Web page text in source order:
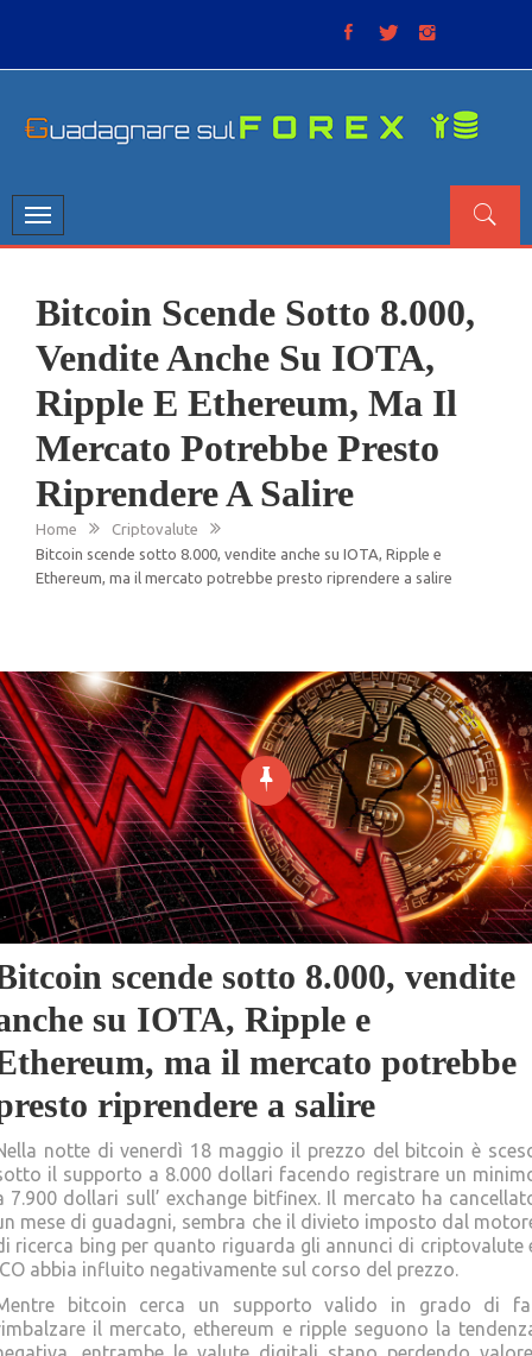
Toggle
navigation
Bitcoin Scende Sotto 8.000,
Vendite Anche Su IOTA,
Ripple E Ethereum, Ma Il
Mercato Potrebbe Presto
Riprendere A Salire
Home
Criptovalute
Bitcoin scende sotto 8.000, vendite anche su IOTA, Ripple e
Ethereum, ma il mercato potrebbe presto riprendere a salire
scende sotto 8.000, vendite
su IOTA, Ripple e
ma il mercato potrebbe
riprendere a salire
notte di venerdì 18 maggio il prezzo del bitcoin è
il supporto a 8.000 dollari facendo registrare un
7.900 dollari sull’ exchange bitfinex. Il mercato ha
mese di guadagni, sembra che il divieto imposto dal
ricerca bing per quanto riguarda gli annunci di criptovalute
abbia influito negativamente sul corso del prezzo.
bitcoin cerca un supporto valido in grado di
il mercato, ethereum e ripple seguono la